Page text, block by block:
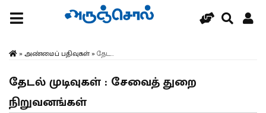
» அண்மைப் பதிவுகள்» தேட...
தேடல் முடிவுகள் : சேவைத் துறை
நிறுவனங்கள்